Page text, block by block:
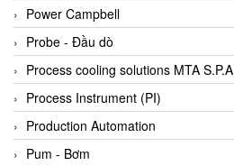
Bihl+wiedemann
Bilz
Binder Connector
Biotech
BirdX Vietnam
BK Vibro
Power Campbell
Probe - Đầu dò
Process cooling solutions MTA S.P.A
Process Instrument (PI)
Production Automation
Pum - Bơm